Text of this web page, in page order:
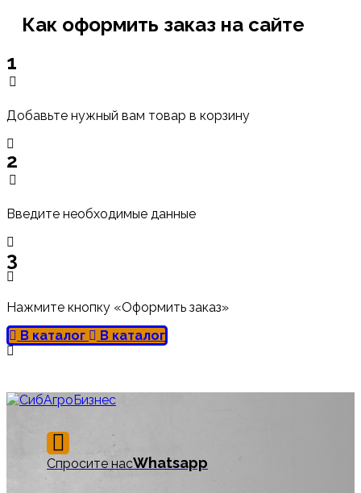
Как оформить заказ на сайте
1
Добавьте нужный вам товар в корзину
2
Введите необходимые данные
3
Нажмите кнопку «Оформить заказ»
В каталог
В каталог
Спросите насWhatsapp